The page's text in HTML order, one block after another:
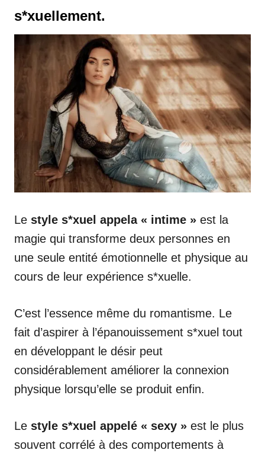
s*xuellement.
Le style s*xuel appela « intime » est la
magie qui transforme deux personnes en
une seule entité émotionnelle et physique au
cours de leur expérience s*xuelle.
C’est l’essence même du romantisme. Le
fait d’aspirer à l’épanouissement s*xuel tout
en développant le désir peut
considérablement améliorer la connexion
physique lorsqu’elle se produit enfin.
Le style s*xuel appelé « sexy » est le plus
souvent corrélé à des comportements à